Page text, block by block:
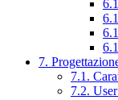
7.
7.1.
7.2.